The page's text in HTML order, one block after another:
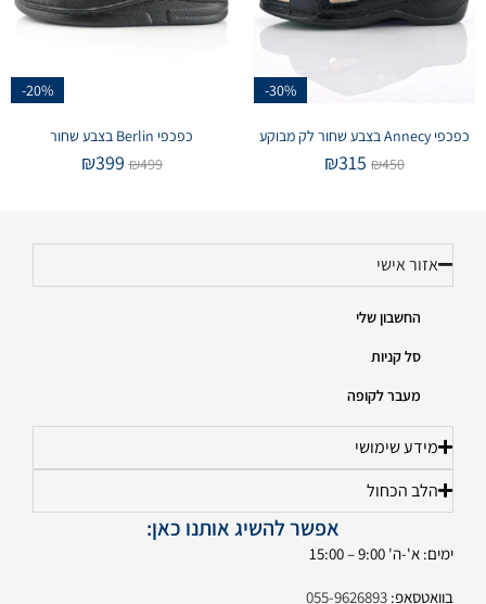
-30%
כפכפי Annecy בצבע שחור לק מבוקע
₪450
₪315
-20%
כפכפי Berlin בצבע שחור
₪499
₪399
אזור אישי
החשבון שלי
סל קניות
מעבר לקופה
מידע שימושי
הלב הכחול
אפשר להשיג אותנו כאן:
ימים: א'-ה' 9:00 – 15:00
בוואטסאפ: 055-9626893